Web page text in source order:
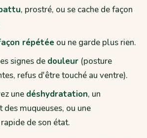
, prostré, ou se cache de façon
répétée ou ne garde plus rien.
signes de douleur (posture
refus d'être touché au ventre).
une déshydratation, un
des muqueuses, ou une
de son état.